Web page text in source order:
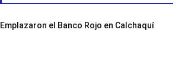
Emplazaron el Banco Rojo en Calchaquí